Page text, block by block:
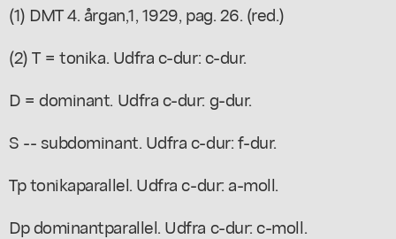
(1) DMT 4. årgan,1, 1929, pag. 26. (red.)
(2) T = tonika. Udfra c-dur: c-dur.
D = dominant. Udfra c-dur: g-dur.
S -- subdominant. Udfra c-dur: f-dur.
Tp tonikaparallel. Udfra c-dur: a-moll.
Dp dominantparallel. Udfra c-dur: c-moll.